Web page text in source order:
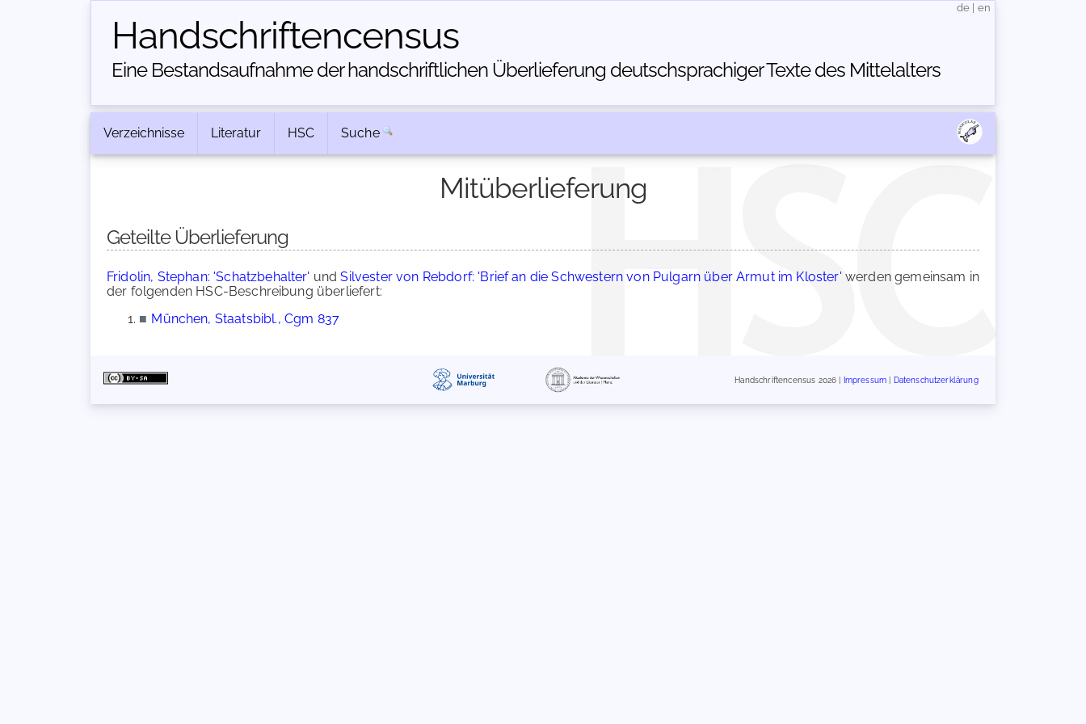
Handschriften­census
Eine Bestandsaufnahme der handschriftlichen Über­lieferung deutschsprachiger Texte des Mittelalters
de en
Verzeichnisse Literatur HSC Suche
Mitüberlieferung
Geteilte Überlieferung
Fridolin, Stephan: 'Schatzbehalter' undSilvester von Rebdorf: 'Brief an die Schwestern von Pulgarn über Armut im Kloster' werden gemeinsam in
der folgenden HSC-Beschreibung überliefert:
■ München, Staatsbibl., Cgm 837
Handschriftencensus 2026 | Impressum Datenschutzerklärung